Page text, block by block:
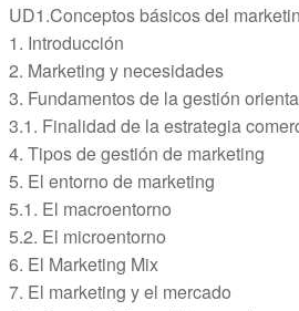
UD1.Conceptos básicos del
1. Introducción
2. Marketing y necesidades
3. Fundamentos de la gestión
3.1. Finalidad de la estrategia
4. Tipos de gestión de marketing
5. El entorno de marketing
5.1. El macroentorno
5.2. El microentorno
6. El Marketing Mix
7. El marketing y el mercado